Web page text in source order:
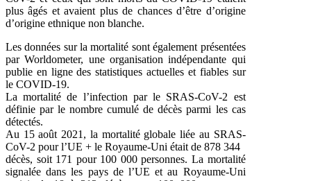
plus âgés et avaient plus de chances d’être d’origine
d’origine ethnique non blanche.
Les données sur la mortalité sont également présentées
par Worldometer, une organisation indépendante qui
publie en ligne des statistiques actuelles et fiables sur
le COVID-19.
La mortalité de l’infection par le SRAS-CoV-2 est
définie par le nombre cumulé de décès parmi les cas
détectés.
Au 15 août 2021, la mortalité globale liée au SRAS-
CoV-2 pour l’UE + le Royaume-Uni était de 878 344
décès, soit 171 pour 100 000 personnes. La mortalité
signalée dans les pays de l’UE et au Royaume-Uni